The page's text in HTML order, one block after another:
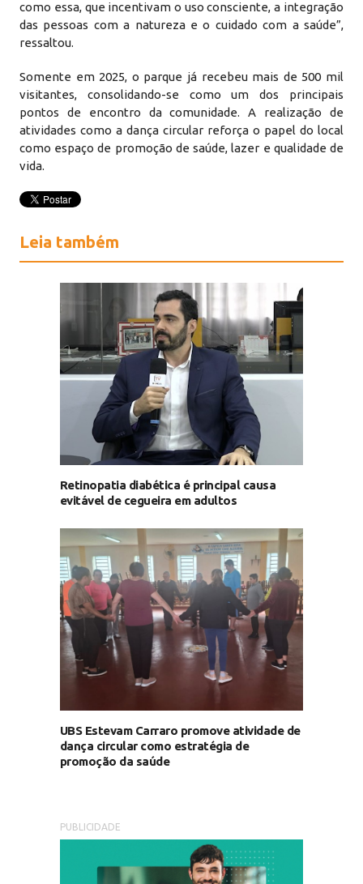
como essa, que incentivam o uso consciente, a integração
das pessoas com a natureza e o cuidado com a saúde”,
ressaltou.
Somente em 2025, o parque já recebeu mais de 500 mil
visitantes, consolidando-se como um dos principais
pontos de encontro da comunidade. A realização de
atividades como a dança circular reforça o papel do local
como espaço de promoção de saúde, lazer e qualidade de
vida.
Leia também
Retinopatia diabética é principal causa
evitável de cegueira em adultos
UBS Estevam Carraro promove atividade de
dança circular como estratégia de
promoção da saúde
PUBLICIDADE